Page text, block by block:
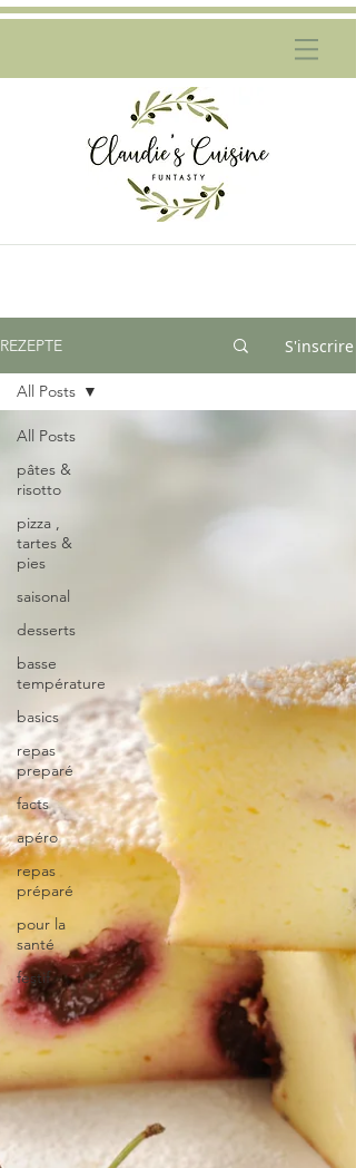
REZEPTE S'inscrire
All Posts
pâtes &
risotto
pizza ,
tartes &
pies
saisonal
desserts
basse
température
basics
repas
preparé
facts
apéro
repas
préparé
pour la
santé
festif
All Posts